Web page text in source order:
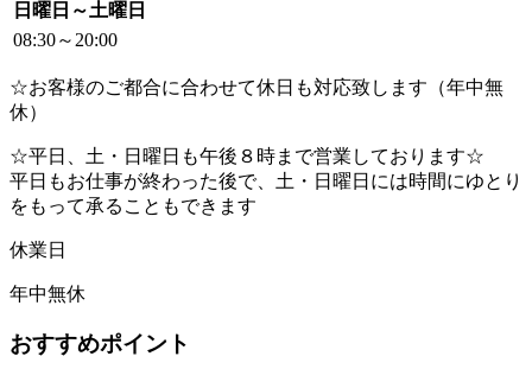
日曜日～土曜日
08:30～20:00
☆お客様のご都合に合わせて休日も対応致します（年中無
休）
☆平日、土・日曜日も午後８時まで営業しております☆
平日もお仕事が終わった後で、土・日曜日には時間にゆとり
をもって承ることもできます
休業日
年中無休
おすすめポイント